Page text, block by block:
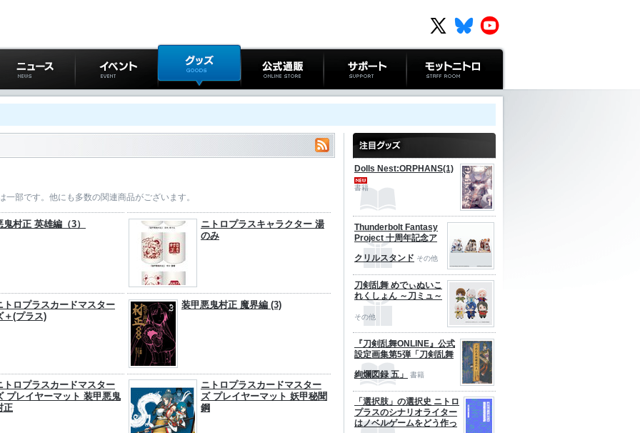
ース イベント グッズ 公式通販 サポート モットニトロ
部です。他にも多数の関連商品がございます。
鬼村正 英雄編（3）
ニトロプラスキャラクター 湯
のみ
トロプラスカードマスター
＋(プラス)
装甲悪鬼村正 魔界編 (3)
トロプラスカードマスター
プレイヤーマット 装甲悪鬼
正
ニトロプラスカードマスター
ズ プレイヤーマット 妖甲秘聞
鋼
Dolls Nest:ORPHANS(1)
書籍
Thunderbolt Fantasy
Project 十周年記念ア
クリルスタンド その他
刀剣乱舞 めでぃぬいこ
れくしょん ～刀ミュ～
その他
『刀剣乱舞ONLINE』公式
設定画集第5弾「刀剣乱舞
絢爛図録 五」 書籍
「選択肢」の選択史 ニトロ
プラスのシナリオライター
はノベルゲームをどう作っ